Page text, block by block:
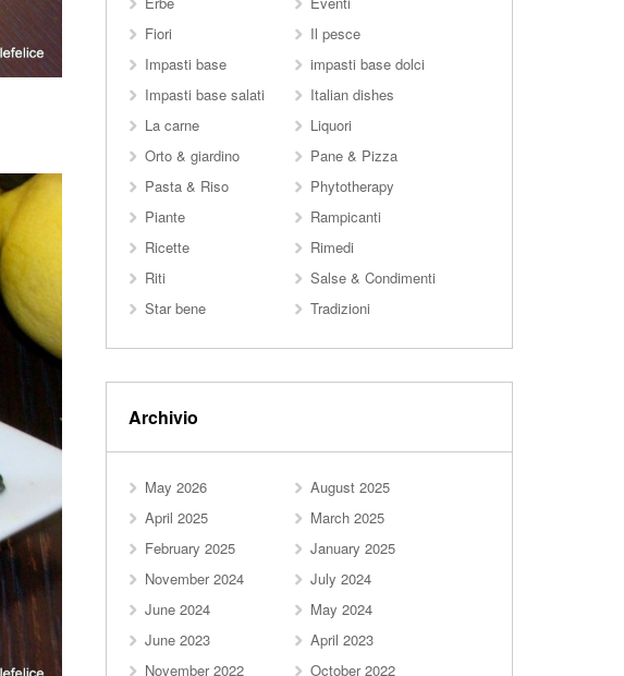
Fiori
Il pesce
Impasti base
impasti base dolci
Impasti base salati
Italian dishes
La carne
Liquori
Orto & giardino
Pane & Pizza
Pasta & Riso
Phytotherapy
Piante
Rampicanti
Ricette
Rimedi
Riti
Salse & Condimenti
Star bene
Tradizioni
Archivio
May 2026
August 2025
April 2025
March 2025
February 2025
January 2025
November 2024
July 2024
June 2024
May 2024
June 2023
April 2023
November 2022
October 2022